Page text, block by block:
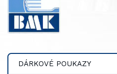
DÁRKOVÉ POUKAZY